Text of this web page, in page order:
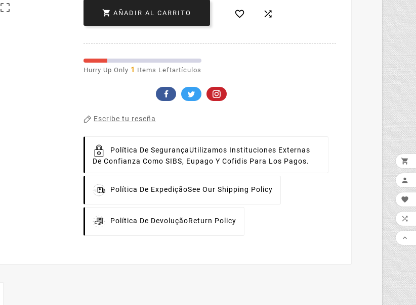
  AÑADIR AL CARRITO  
Hurry Up Only 1 Items Leftartículos
Escribe tu reseña
Política De SegurançaUtilizamos Instituciones Externas
De Confianza Como SIBS, Eupago Y Cofidis Para Los Pagos.
Política De ExpediçãoSee Our Shipping Policy
Política De DevoluçãoReturn Policy




